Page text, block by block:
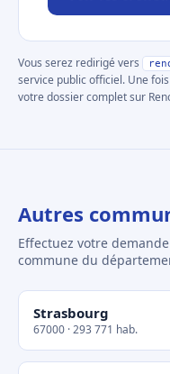
Vous serez redirigé vers
service public officiel. Une
votre dossier complet sur
Autres
Effectuez votre
commune du
Strasbourg
67000 · 293 771 hab.